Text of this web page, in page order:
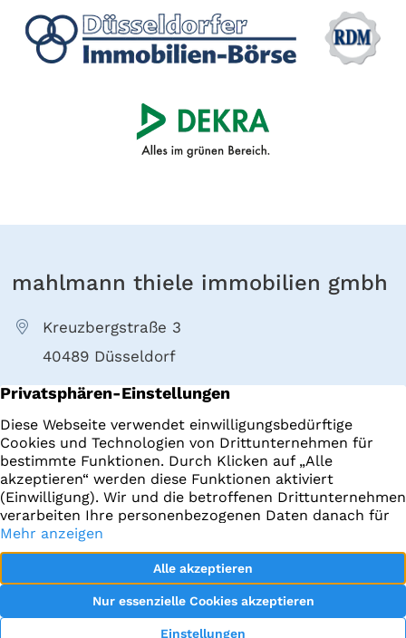
mahlmann thiele immobilien gmbh
Kreuzbergstraße 3
40489 Düsseldorf
+49 211 4022000
E-Mail senden
Immobilien Impressum
Startseite Datenschutz
facebook
Objekt-Tracking Instagram